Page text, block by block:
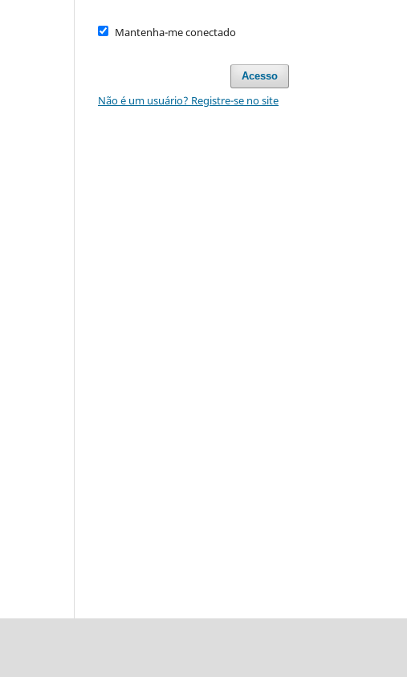
Mantenha-me conectado
Acesso
Não é um usuário? Registre-se no site